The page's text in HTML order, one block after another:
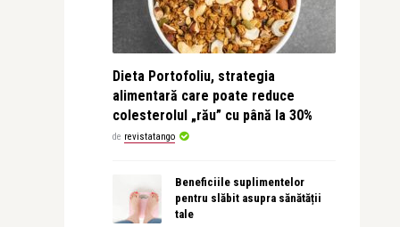
Dieta Portofoliu, strategia
alimentară care poate reduce
colesterolul „rău” cu până la 30%
de revistatango
Beneficiile suplimentelor
pentru slăbit asupra sănătății
tale